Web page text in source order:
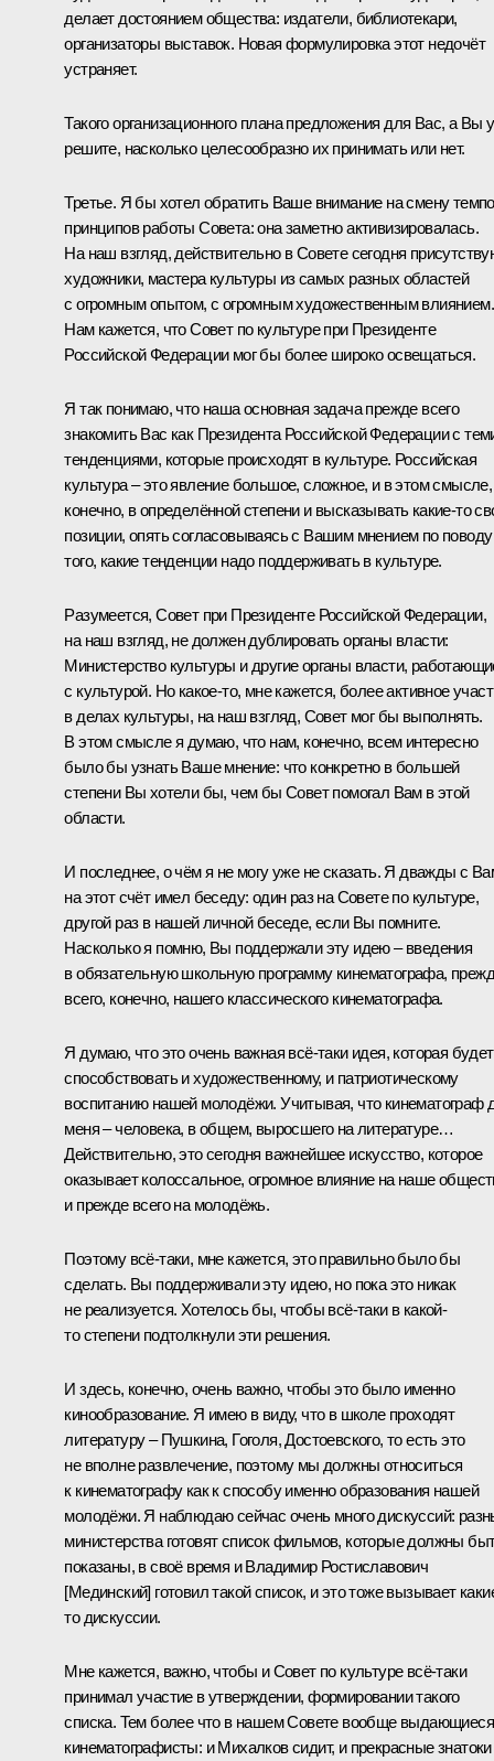
делает достоянием общества: издатели, библиотекари,
организаторы выставок. Новая формулировка этот недочёт
устраняет.
Такого организационного плана предложения для Вас, а Вы
решите, насколько целесообразно их принимать или нет.
Третье. Я бы хотел обратить Ваше внимание на смену
принципов работы Совета: она заметно активизировалась.
На наш взгляд, действительно в Совете сегодня
художники, мастера культуры из самых разных областей
с огромным опытом, с огромным художественным влиянием.
Нам кажется, что Совет по культуре при Президенте
Российской Федерации мог бы более широко освещаться.
Я так понимаю, что наша основная задача прежде всего
знакомить Вас как Президента Российской Федерации с
тенденциями, которые происходят в культуре. Российская
культура – это явление большое, сложное, и в этом смысле,
конечно, в определённой степени и высказывать какие-то
позиции, опять согласовываясь с Вашим мнением по поводу
того, какие тенденции надо поддерживать в культуре.
Разумеется, Совет при Президенте Российской Федерации,
на наш взгляд, не должен дублировать органы власти:
Министерство культуры и другие органы власти,
с культурой. Но какое-то, мне кажется, более активное
в делах культуры, на наш взгляд, Совет мог бы выполнять.
В этом смысле я думаю, что нам, конечно, всем интересно
было бы узнать Ваше мнение: что конкретно в большей
степени Вы хотели бы, чем бы Совет помогал Вам в этой
области.
И последнее, о чём я не могу уже не сказать. Я дважды с
на этот счёт имел беседу: один раз на Совете по культуре,
другой раз в нашей личной беседе, если Вы помните.
Насколько я помню, Вы поддержали эту идею – введения
в обязательную школьную программу кинематографа,
всего, конечно, нашего классического кинематографа.
Я думаю, что это очень важная всё-таки идея, которая будет
способствовать и художественному, и патриотическому
воспитанию нашей молодёжи. Учитывая, что кинематограф
меня – человека, в общем, выросшего на литературе…
Действительно, это сегодня важнейшее искусство, которое
оказывает колоссальное, огромное влияние на наше
и прежде всего на молодёжь.
Поэтому всё-таки, мне кажется, это правильно было бы
сделать. Вы поддерживали эту идею, но пока это никак
не реализуется. Хотелось бы, чтобы всё-таки в какой-
то степени подтолкнули эти решения.
И здесь, конечно, очень важно, чтобы это было именно
кинообразование. Я имею в виду, что в школе проходят
литературу – Пушкина, Гоголя, Достоевского, то есть это
не вполне развлечение, поэтому мы должны относиться
к кинематографу как к способу именно образования нашей
молодёжи. Я наблюдаю сейчас очень много дискуссий:
министерства готовят список фильмов, которые должны
показаны, в своё время и Владимир Ростиславович
[Мединский] готовил такой список, и это тоже вызывает
то дискуссии.
Мне кажется, важно, чтобы и Совет по культуре всё-таки
принимал участие в утверждении, формировании такого
списка. Тем более что в нашем Совете вообще выдающиеся
кинематографисты: и Михалков сидит, и прекрасные знатоки